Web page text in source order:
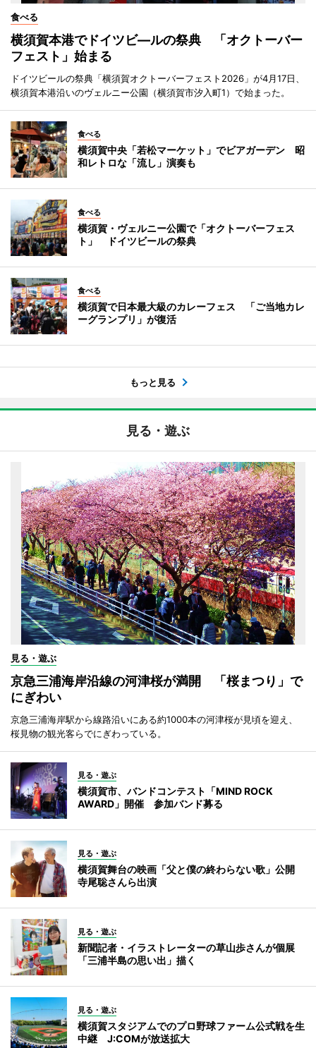
食べる
横須賀本港でドイツビ―ルの祭典 「オクトーバー
フェスト」始まる
ドイツビールの祭典「横須賀オクトーバーフェスト2026」が4月17日、
横須賀本港沿いのヴェルニー公園（横須賀市汐入町1）で始まった。
食べる
横須賀中央「若松マーケット」でビアガーデン 昭
和レトロな「流し」演奏も
食べる
横須賀・ヴェルニー公園で「オクトーバーフェス
ト」 ドイツビールの祭典
食べる
横須賀で日本最大級のカレーフェス 「ご当地カレ
ーグランプリ」が復活
もっと見る
見る・遊ぶ
見る・遊ぶ
京急三浦海岸沿線の河津桜が満開 「桜まつり」で
にぎわい
京急三浦海岸駅から線路沿いにある約1000本の河津桜が見頃を迎え、
桜見物の観光客らでにぎわっている。
見る・遊ぶ
横須賀市、バンドコンテスト「MIND ROCK
AWARD」開催 参加バンド募る
見る・遊ぶ
横須賀舞台の映画「父と僕の終わらない歌」公開
寺尾聡さんら出演
見る・遊ぶ
新聞記者・イラストレーターの草山歩さんが個展
「三浦半島の思い出」描く
見る・遊ぶ
横須賀スタジアムでのプロ野球ファーム公式戦を生
中継 J:COMが放送拡大